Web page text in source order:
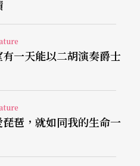
爸的「護女心切」便展
課接送，更提著重達十
東奔西走，參加大小比
不論到維也納、德國漢
一定全程陪伴。最近，
每逢古箏音樂會必到場
，葉娟礽感動之餘也有
一天能以二胡演奏爵士
琶，就如同我的生命一